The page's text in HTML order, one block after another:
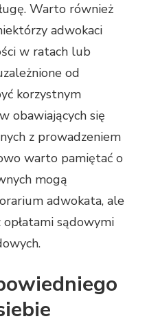
Warto również
adwokaci
w ratach lub
od
korzystnym
obawiających się
z prowadzeniem
warto pamiętać o
mogą
adwokata, ale
sądowymi